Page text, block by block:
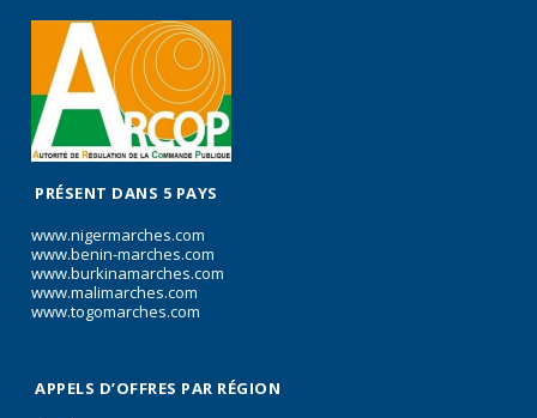
PRÉSENT DANS 5 PAYS
www.nigermarches.com
www.benin-marches.com
www.burkinamarches.com
www.malimarches.com
www.togomarches.com
APPELS D’OFFRES PAR RÉGION